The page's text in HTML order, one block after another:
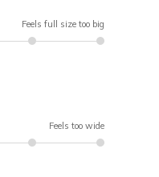
Feels full size too big
Feels too wide